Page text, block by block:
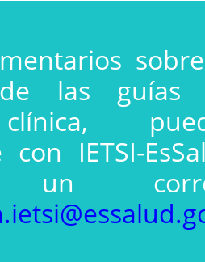
las guías
IETSI-
un